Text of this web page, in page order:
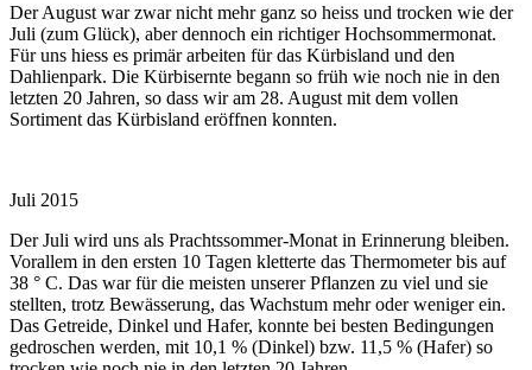
Der August war zwar nicht mehr ganz so heiss und trocken wie der
Juli (zum Glück), aber dennoch ein richtiger Hochsommermonat.
Für uns hiess es primär arbeiten für das Kürbisland und den
Dahlienpark. Die Kürbisernte begann so früh wie noch nie in den
letzten 20 Jahren, so dass wir am 28. August mit dem vollen
Sortiment das Kürbisland eröffnen konnten.
Juli 2015
Der Juli wird uns als Prachtssommer-Monat in Erinnerung bleiben.
Vorallem in den ersten 10 Tagen kletterte das Thermometer bis auf
38 ° C. Das war für die meisten unserer Pflanzen zu viel und sie
stellten, trotz Bewässerung, das Wachstum mehr oder weniger ein.
Das Getreide, Dinkel und Hafer, konnte bei besten Bedingungen
gedroschen werden, mit 10,1 % (Dinkel) bzw. 11,5 % (Hafer) so